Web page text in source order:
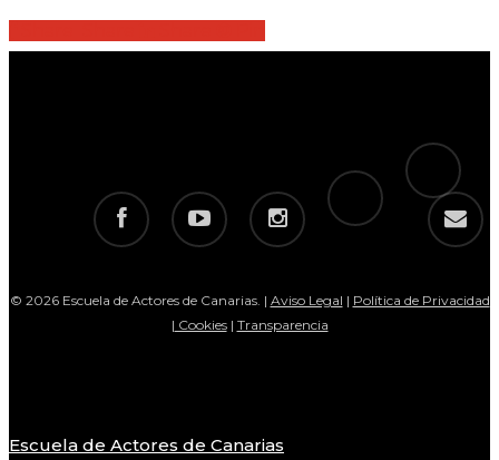
facebook youtube instagram
telegram
tiktok
email
© 2026 Escuela de Actores de Canarias. | Aviso Legal | Política de Privacidad
| Cookies| Transparencia
Close
Escuela de Actores de Canarias